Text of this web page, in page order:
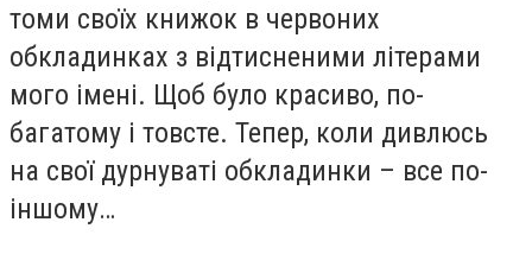
томи своїх книжок в червоних
обкладинках з відтисненими літерами
мого імені. Щоб було красиво, по-
багатому і товсте. Тепер, коли дивлюсь
на свої дурнуваті обкладинки – все по-
іншому…